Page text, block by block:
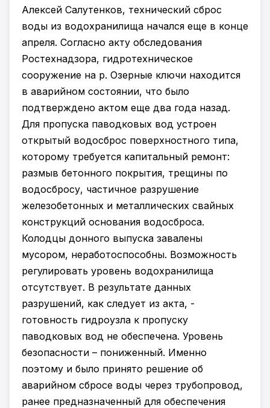
Алексей Салутенков, технический сброс
воды из водохранилища начался еще в конце
апреля. Согласно акту обследования
Ростехнадзора, гидротехническое
сооружение на р. Озерные ключи находится
в аварийном состоянии, что было
подтверждено актом еще два года назад.
Для пропуска паводковых вод устроен
открытый водосброс поверхностного типа,
которому требуется капитальный ремонт:
размыв бетонного покрытия, трещины по
водосбросу, частичное разрушение
железобетонных и металлических свайных
конструкций основания водосброса.
Колодцы донного выпуска завалены
мусором, неработоспособны. Возможность
регулировать уровень водохранилища
отсутствует. В результате данных
разрушений, как следует из акта, -
готовность гидроузла к пропуску
паводковых вод не обеспечена. Уровень
безопасности – пониженный. Именно
поэтому и было принято решение об
аварийном сбросе воды через трубопровод,
ранее предназначенный для обеспечения